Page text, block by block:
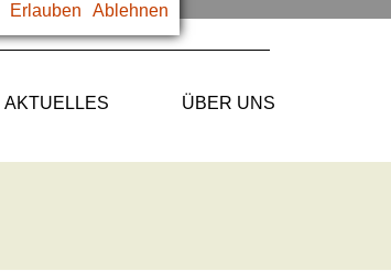
Erlauben Ablehnen
AKTUELLES ÜBER UNS